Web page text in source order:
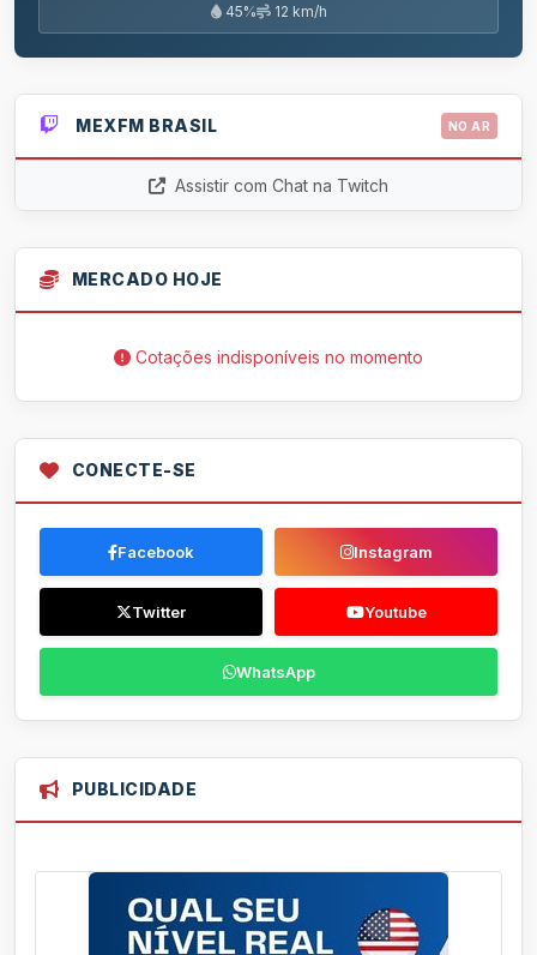
45% 12 km/h
MEXFM BRASIL NO AR
Assistir com Chat na Twitch
MERCADO HOJE
Cotações indisponíveis no momento
CONECTE-SE
Facebook Instagram
Twitter Youtube
WhatsApp
PUBLICIDADE